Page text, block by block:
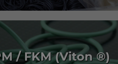
/ FKM (Viton ®)